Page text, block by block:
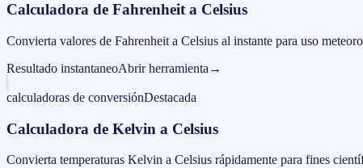
Calculadora de Fahrenheit a Celsius
Convierta valores de Fahrenheit a Celsius al instante para uso
Resultado instantaneoAbrir herramienta →
calculadoras de conversiónDestacada
Calculadora de Kelvin a Celsius
Convierta temperaturas Kelvin a Celsius rápidamente para fines